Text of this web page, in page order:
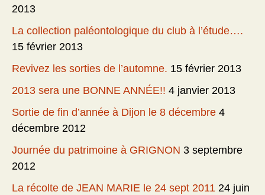
2013
La collection paléontologique du club à l’étude….
15 février 2013
Revivez les sorties de l’automne. 15 février 2013
2013 sera une BONNE ANNÉE!! 4 janvier 2013
Sortie de fin d’année à Dijon le 8 décembre 4
décembre 2012
Journée du patrimoine à GRIGNON 3 septembre
2012
La récolte de JEAN MARIE le 24 sept 2011 24 juin